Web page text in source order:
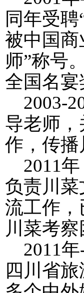
同年受
被中国
师”称号
全国名宴
2003-
导老师
作，传
2011年
负责川
流工作
川菜考
2011年
四川省